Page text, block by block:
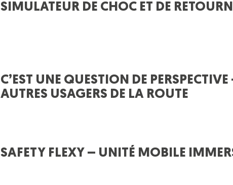
SIMULATEUR DE CHOC ET DE
C’EST UNE QUESTION DE
AUTRES USAGERS DE LA ROUTE
SAFETY FLEXY – UNITÉ MOBILE